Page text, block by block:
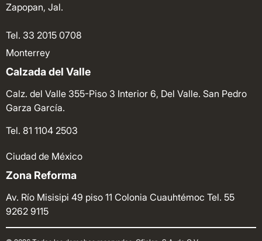
Zapopan, Jal.
Tel. 33 2015 0708
Monterrey
Calzada del Valle
Calz. del Valle 355-Piso 3 Interior 6, Del Valle. San Pedro
Garza García.
Tel. 81 1104 2503
Ciudad de México
Zona Reforma
Av. Río Misisipi 49 piso 11 Colonia Cuauhtémoc Tel. 55
9262 9115